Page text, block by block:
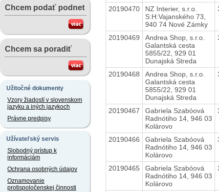
Chcem podať podnet
Chcem sa poradiť
Užitočné dokumenty
Vzory žiadostí v slovenskom
jazyku a iných jazykoch
Právne predpisy
Užívateľský servis
Slobodný prístup k
informáciám
Ochrana osobných údajov
Oznamovanie
protispoločenskej činnosti
20190470
NZ Interier, s.r.o.
S:H:Vajanského 73,
940 74 Nové Zámky
20190469
Andrea Shop, s.r.o.
Galantská cesta
5855/22, 929 01
Dunajská Streda
20190468
Andrea Shop, s.r.o.
Galantská cesta
5855/22, 929 01
Dunajská Streda
20190467
Gabriela Szabóová
Radnótiho 14, 946 03
Kolárovo
20190466
Gabriela Szabóová
Radnótiho 14, 946 03
Kolárovo
20190465
Gabriela Szabóová
Radnótiho 14, 946 03
Kolárovo